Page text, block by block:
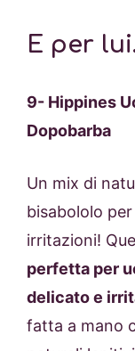
E per
9- Hippines
Dopobarba
Un mix di
bisabololo
irritazioni!
perfetta per
delicato e
fatta a mano